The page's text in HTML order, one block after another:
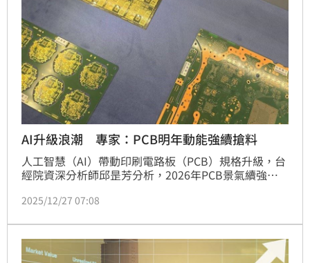
AI升級浪潮 專家：PCB明年動能強續搶料
人工智慧（AI）帶動印刷電路板（PCB）規格升級，台
經院資深分析師邱昰芳分析，2026年PCB景氣續強，
基板（CCL）等供不應求，搶料大戰恐持續上演；軟
2025/12/27 07:08